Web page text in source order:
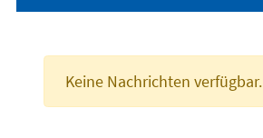
Keine Nachrichten verfügbar.